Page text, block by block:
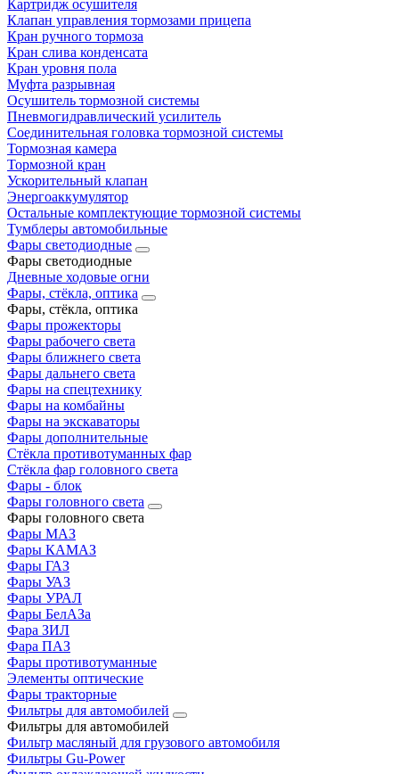
Картридж осушителя
Клапан управления тормозами прицепа
Кран ручного тормоза
Кран слива конденсата
Кран уровня пола
Муфта разрывная
Осушитель тормозной системы
Пневмогидравлический усилитель
Соединительная головка тормозной системы
Тормозная камера
Тормозной кран
Ускорительный клапан
Энергоаккумулятор
Остальные комплектующие тормозной системы
Тумблеры автомобильные
Фары светодиодные
Фары светодиодные
Дневные ходовые огни
Фары, стёкла, оптика
Фары, стёкла, оптика
Фары прожекторы
Фары рабочего света
Фары ближнего света
Фары дальнего света
Фары на спецтехнику
Фары на комбайны
Фары на экскаваторы
Фары дополнительные
Стёкла противотуманных фар
Стёкла фар головного света
Фары - блок
Фары головного света
Фары головного света
Фары МАЗ
Фары КАМАЗ
Фары ГАЗ
Фары УАЗ
Фары УРАЛ
Фары БелАЗа
Фара ЗИЛ
Фара ПАЗ
Фары противотуманные
Элементы оптические
Фары тракторные
Фильтры для автомобилей
Фильтры для автомобилей
Фильтр масляный для грузового автомобиля
Фильтры Gu-Power